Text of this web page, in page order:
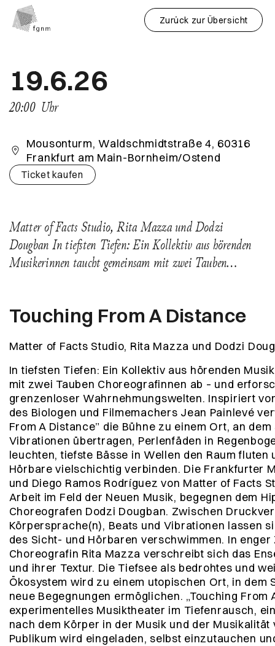
Zurück zur Übersicht
19.6.26
20:00 Uhr
Mousonturm, Waldschmidtstraße 4, 60316
Frankfurt am Main-Bornheim/Ostend
Ticket kaufen
Matter of Facts Studio, Rita Mazza und Dodzi
Dougban In tiefsten Tiefen: Ein Kollektiv aus hörenden
Musikerinnen taucht gemeinsam mit zwei Tauben…
Touching From A Distance
Matter of Facts Studio, Rita Mazza und Dodzi
In tiefsten Tiefen: Ein Kollektiv aus hörenden
mit zwei Tauben Choreografinnen ab – und
grenzenloser Wahrnehmungswelten. Inspiriert
des Biologen und Filmemachers Jean Painlevé
From A Distance” die Bühne zu einem Ort, an
Vibrationen übertragen, Perlenfäden in
leuchten, tiefste Bässe in Wellen den Raum fluten
Hörbare vielschichtig verbinden. Die Frankfurter
und Diego Ramos Rodríguez von Matter of Facts
Arbeit im Feld der Neuen Musik, begegnen dem
Choreografen Dodzi Dougban. Zwischen
Körpersprache(n), Beats und Vibrationen lassen
des Sicht- und Hörbaren verschwimmen. In
Choreografin Rita Mazza verschreibt sich das
und ihrer Textur. Die Tiefsee als bedrohtes und
Ökosystem wird zu einem utopischen Ort, in dem
neue Begegnungen ermöglichen. „Touching From
experimentelles Musiktheater im Tiefenrausch,
nach dem Körper in der Musik und der Musikalität
Publikum wird eingeladen, selbst einzutauchen